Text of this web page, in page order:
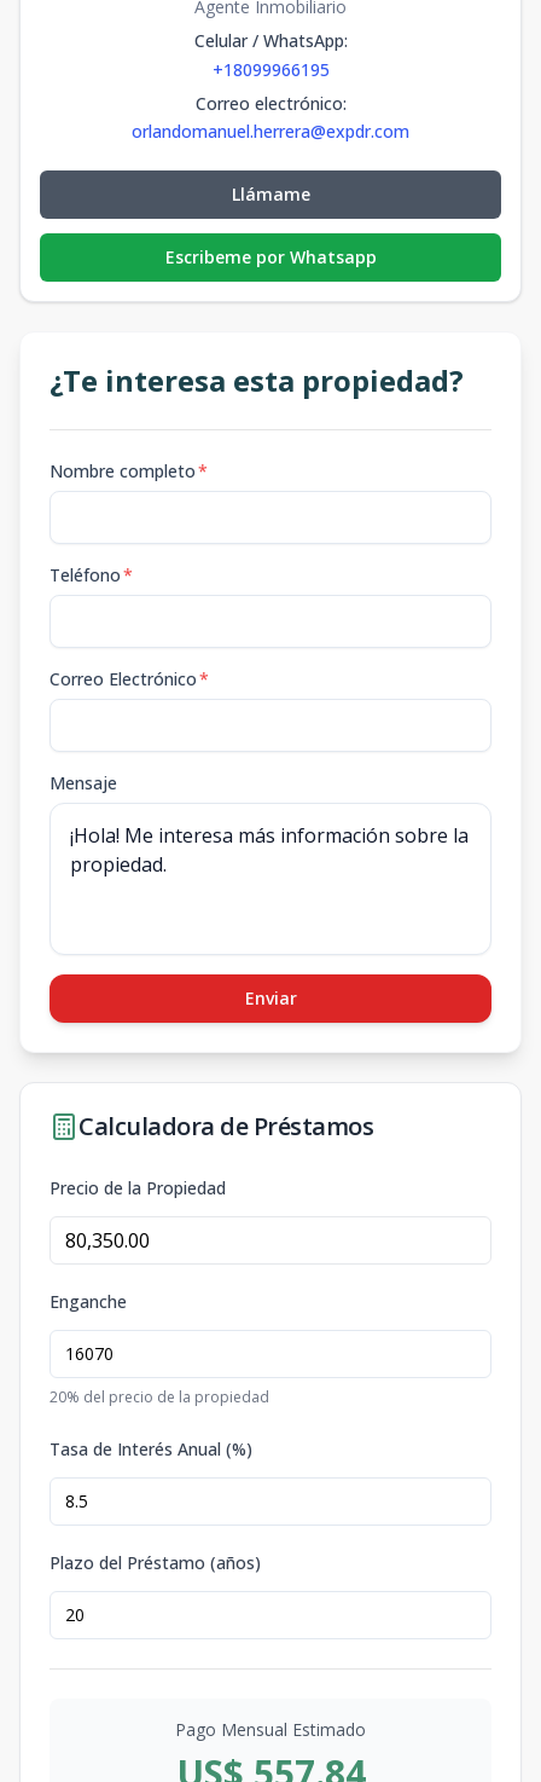
Agente Inmobiliario
Celular / WhatsApp:
+18099966195
Correo electrónico:
orlandomanuel.herrera@expdr.com
Llámame
Escribeme por Whatsapp
¿Te interesa esta propiedad?
Nombre completo*
Teléfono*
Correo Electrónico*
Mensaje
Enviar
Calculadora de Préstamos
Precio de la Propiedad
Enganche
20% del precio de la propiedad
Tasa de Interés Anual (%)
Plazo del Préstamo (años)
Pago Mensual Estimado